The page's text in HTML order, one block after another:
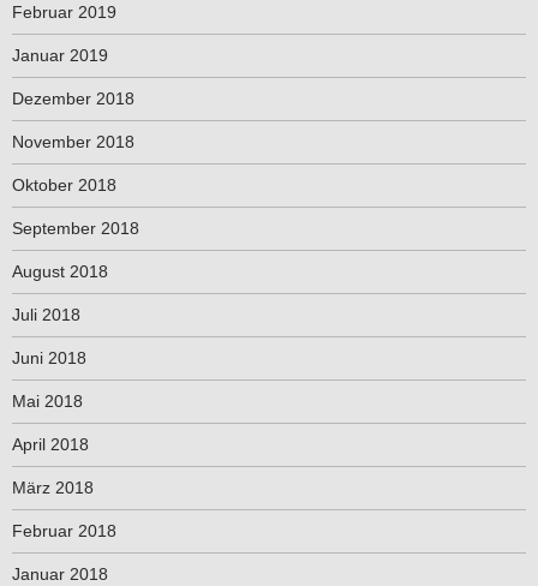
Februar 2019
Januar 2019
Dezember 2018
November 2018
Oktober 2018
September 2018
August 2018
Juli 2018
Juni 2018
Mai 2018
April 2018
März 2018
Februar 2018
Januar 2018